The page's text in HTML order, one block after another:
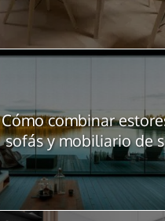
Cómo combinar
sofás y mobiliario de